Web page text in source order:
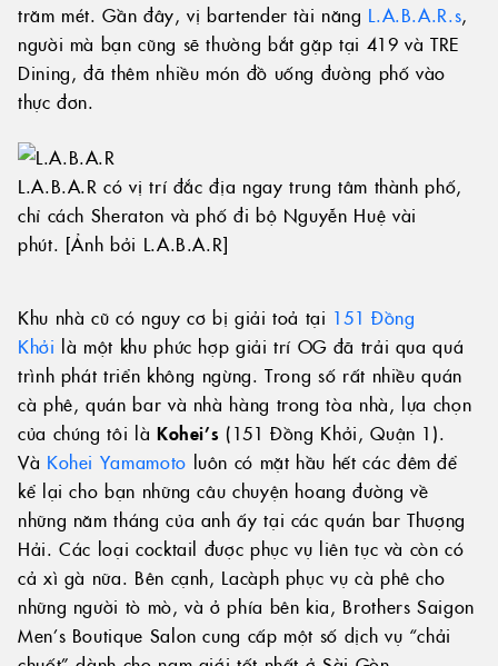
trăm mét. Gần đây, vị bartender tài năng L.A.B.A.R.s,
người mà bạn cũng sẽ thường bắt gặp tại 419 và TRE
Dining, đã thêm nhiều món đồ uống đường phố vào
thực đơn.
L.A.B.A.R có vị trí đắc địa ngay trung tâm thành phố,
chỉ cách Sheraton và phố đi bộ Nguyễn Huệ vài
phút. [Ảnh bởi L.A.B.A.R]
Khu nhà cũ có nguy cơ bị giải toả tại 151 Đồng
Khởi là một khu phức hợp giải trí OG đã trải qua quá
trình phát triển không ngừng. Trong số rất nhiều quán
cà phê, quán bar và nhà hàng trong tòa nhà, lựa chọn
của chúng tôi là Kohei’s (151 Đồng Khởi, Quận 1).
Và Kohei Yamamoto luôn có mặt hầu hết các đêm để
kể lại cho bạn những câu chuyện hoang đường về
những năm tháng của anh ấy tại các quán bar Thượng
Hải. Các loại cocktail được phục vụ liên tục và còn có
cả xì gà nữa. Bên cạnh, Lacàph phục vụ cà phê cho
những người tò mò, và ở phía bên kia, Brothers Saigon
Men’s Boutique Salon cung cấp một số dịch vụ “chải